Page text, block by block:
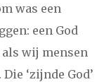
was een
een God
als wij mensen
‘zijnde God’